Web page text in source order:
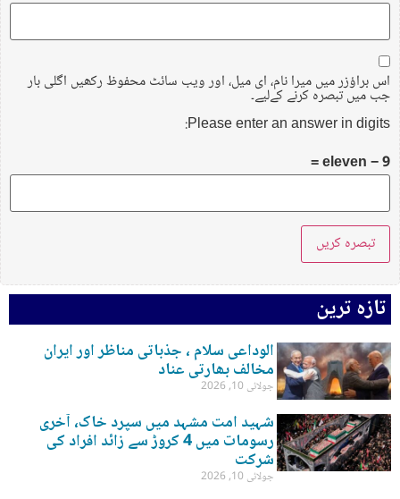
اس براؤزر میں میرا نام، ای میل، اور ویب سائٹ محفوظ رکھیں اگلی بار
جب میں تبصرہ کرنے کےلیے۔
Please enter an answer in digits:
eleven − 9 =
تازہ ترین
الوداعی سلام ، جذباتی مناظر اور ایران
مخالف بھارتی عناد
جولائی 10, 2026
شہید امت مشہد میں سپرد خاک، آخری
رسومات میں 4 کروڑ سے زائد افراد کی
شرکت
جولائی 10, 2026